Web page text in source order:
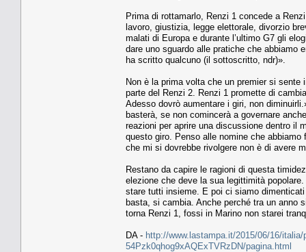
Prima di rottamarlo, Renzi 1 concede a
lavoro, giustizia, legge elettorale, divorzio
malati di Europa e durante l’ultimo G7 gli
dare uno sguardo alle pratiche che abbiamo
ha scritto qualcuno (il sottoscritto, ndr)».
Non è la prima volta che un premier si
parte del Renzi 2. Renzi 1 promette di
Adesso dovrò aumentare i giri, non
basterà, se non comincerà a governare
reazioni per aprire una discussione dentro il
questo giro. Penso alle nomine che
che mi si dovrebbe rivolgere non è di avere
Restano da capire le ragioni di questa
elezione che deve la sua legittimità
stare tutti insieme. E poi ci siamo
basta, si cambia. Anche perché tra un anno
torna Renzi 1, fossi in Marino non starei
DA - http://www.lastampa.it/2015/06/16/
54Pzk0qhog9xAQExTVRzDN/pagina.html